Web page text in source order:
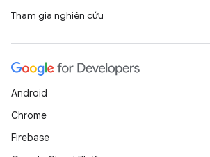
Tham gia nghiên cứu
Android
Chrome
Firebase